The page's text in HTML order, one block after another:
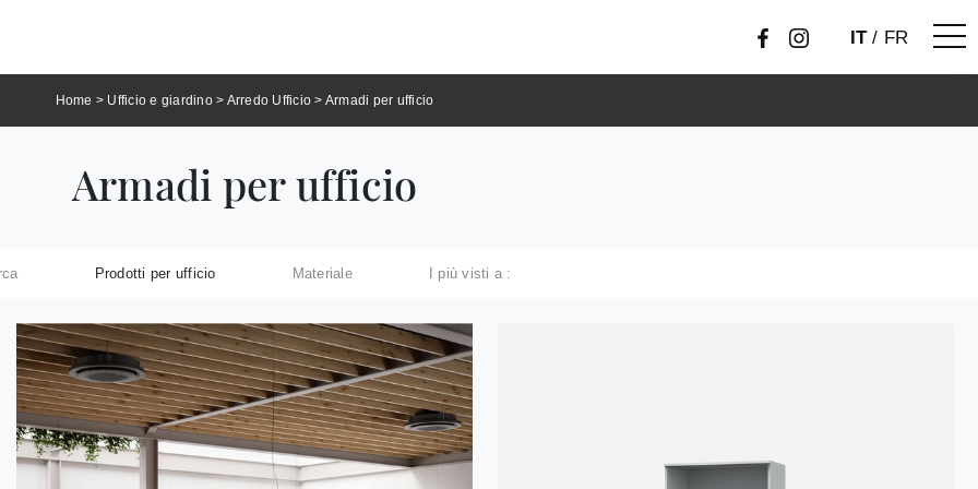
IT/ FR
Home > Ufficio e giardino> Arredo Ufficio > Armadi per ufficio
Armadi per ufficio
Prodotti per ufficio Materiale I più visti a :